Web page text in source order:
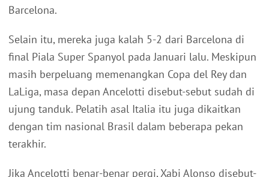
Barcelona.
Selain itu, mereka juga kalah 5-2 dari Barcelona di
final Piala Super Spanyol pada Januari lalu. Meskipun
masih berpeluang memenangkan Copa del Rey dan
LaLiga, masa depan Ancelotti disebut-sebut sudah di
ujung tanduk. Pelatih asal Italia itu juga dikaitkan
dengan tim nasional Brasil dalam beberapa pekan
terakhir.
Jika Ancelotti benar-benar pergi, Xabi Alonso disebut-